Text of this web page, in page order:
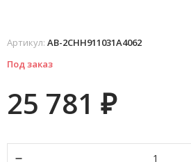
Артикул: AB-2CHH911031A4062
Под заказ
25 781 ₽